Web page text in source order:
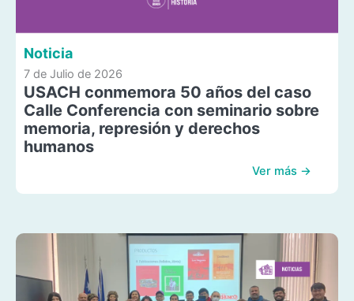
Noticia
7 de Julio de 2026
USACH conmemora 50 años del caso
Calle Conferencia con seminario sobre
memoria, represión y derechos
humanos
Ver más →